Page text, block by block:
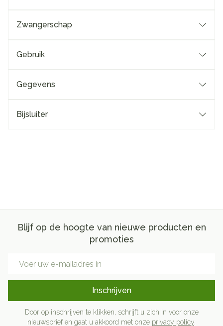
Zwangerschap
Gebruik
Gegevens
Bijsluiter
Blijf op de hoogte van nieuwe producten en
promoties
Inschrijven
Door op inschrijven te klikken, schrijft u zich in voor onze
nieuwsbrief en gaat u akkoord met onze privacy policy